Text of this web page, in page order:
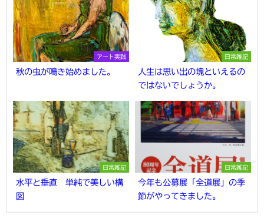
アート実践
秋の虫が鳴き始めました。
日常雑記
人生は思い出の塊といえるの
ではないでしょうか。
日常雑記
水平と垂直 単純で美しい構
図
日常雑記
今年も公募展「全道展」の季
節がやってきました。